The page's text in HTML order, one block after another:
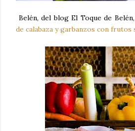
Belén, del blog El Toque de
de calabaza y garbanzos con frutos